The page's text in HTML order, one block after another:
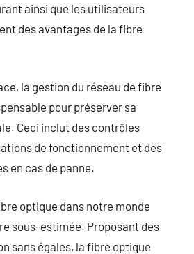
ainsi que les utilisateurs
des avantages de la fibre
la gestion du réseau de fibre
pour préserver sa
Ceci inclut des contrôles
de fonctionnement et des
en cas de panne.
optique dans notre monde
sous-estimée. Proposant des
sans égales, la fibre optique